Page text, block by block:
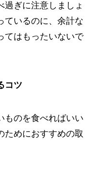
過ぎに注意しましょ
ているのに、余計な
てはもったいないで
コツ
ものを食べればいい
ためにおすすめの取